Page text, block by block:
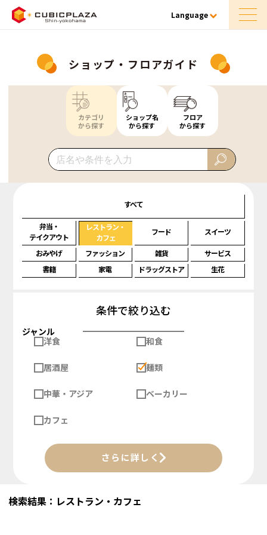
Language
ショップ・フロアガイド
カテゴリ
から探す
ショップ名
から探す
フロア
から探す
すべて
弁当・
テイクアウト
レストラン・
カフェ
フード スイーツ
おみやげ ファッション 雑貨
サービス
書籍
家電 ドラッグストア 生花
条件で絞り込む
ジャンル
洋食
和食
居酒屋 麺類
中華・アジア ベーカリー
カフェ
さらに詳しく
検索結果：レストラン・カフェ